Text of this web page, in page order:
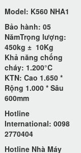
Model: K560 NHA1
Bảo hành: 05
NămTrọng lượng:
450kg ± 10Kg
Khả năng chống
cháy: 1.200°C
KTN: Cao 1.650 *
Rộng 1.000 * Sâu
600mm
Hotline
International: 0098
2770404
Hotline Nhà Máy